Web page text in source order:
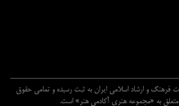
فرهنگ و ارشاد اسلامي ايران به ثبت رسيده و تمامي حقوق
به «مجموعه هنري آکادمي هنر» است.